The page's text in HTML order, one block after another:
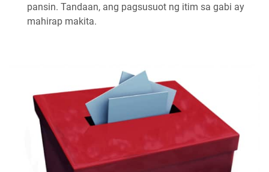
pansin. Tandaan, ang pagsusuot ng itim sa gabi ay
mahirap makita.